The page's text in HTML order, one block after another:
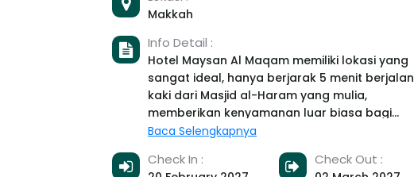
Makkah
Info Detail :
Hotel Maysan Al Maqam memiliki lokasi yang
sangat ideal, hanya berjarak 5 menit berjalan
kaki dari Masjid al-Haram yang mulia,
memberikan kenyamanan luar biasa bagi
para peziarah dan pengunjung. Kamar-kamar
kenyamanan sebagai prioritas utama. Setiap
Baca Selengkapnya
Check In : Check Out :